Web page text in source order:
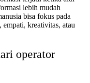
lebih mudah
bisa fokus pada
kreativitas, atau
operator